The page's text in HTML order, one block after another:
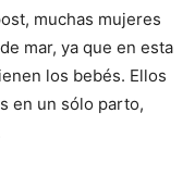
muchas mujeres
mar, ya que en esta
los bebés. Ellos
en un sólo parto,